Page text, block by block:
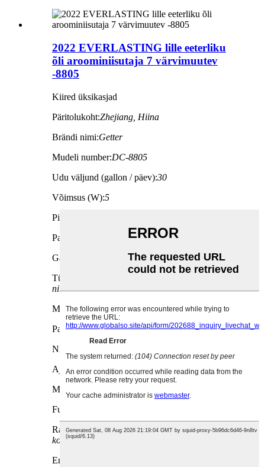
2022 EVERLASTING lille eeterliku
õli aroominiisutaja 7 värvimuutev
-8805
Kiired üksikasjad
Päritolukoht:Zhejiang, Hiina
Brändi nimi:Getter
Mudeli number:DC-8805
Udu väljund (gallon / päev):30
Võimsus (W):5
Pinge (V):
Pakutav müügijärgne teenindus:Tasuta varuosad
Garantii:
Tüüp:
niisutaja
Mahutavus:180 ml, 180 ml
Paigaldamine:usb, lauaplaat / kaasaskantav
Niiskuse kontroll:
Ajastusfunktsioon:Jah
Müra:
Funktsioon:
Rakendus:Auto-, kaubandus-, majapidamis-,
kodukontor Magamistuba Lobby Hotell
Energiaallikas: